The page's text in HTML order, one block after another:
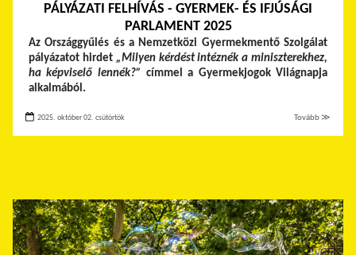
PÁLYÁZATI FELHÍVÁS - GYERMEK- ÉS IFJÚSÁGI
PARLAMENT 2025
Az Országgyűlés és a Nemzetközi Gyermekmentő Szolgálat
pályázatot hirdet „Milyen kérdést intéznék a miniszterekhez,
ha képviselő lennék?” címmel a Gyermekjogok Világnapja
alkalmából.
2025. október 02. csütörtök Tovább ≫